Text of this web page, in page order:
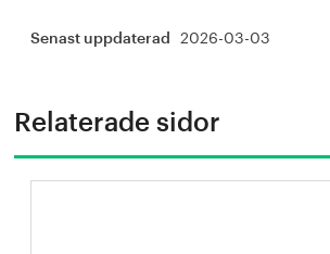
Senast uppdaterad 2026-03-03
Relaterade sidor